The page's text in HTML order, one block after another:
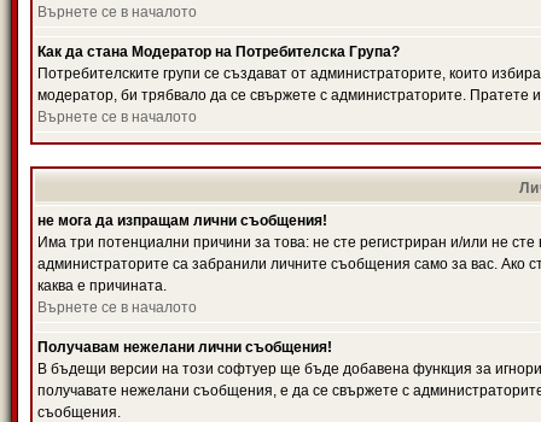
Върнете се в началото
Как да стана Модератор на Потребителска Група?
Потребителските групи се създават от администраторите, които
модератор, би трябвало да се свържете с администраторите.
Върнете се в началото
не мога да изпращам лични съобщения!
Има три потенциални причини за това: не сте регистриран и/или не
администраторите са забранили личните съобщения само за вас. Ако
каква е причината.
Върнете се в началото
Получавам нежелани лични съобщения!
В бъдещи версии на този софтуер ще бъде добавена функция за
получавате нежелани съобщения, е да се свържете с
съобщения.